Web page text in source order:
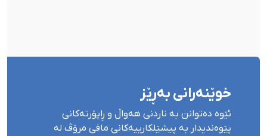
خوێنەرانی بەڕێز
ئێوە دەتوانن بە ناردنی هەواڵ و ڕاپۆرتەکانی
پێوەندیدار بە پیشێلکارییەکانی مافی مرۆڤ لە